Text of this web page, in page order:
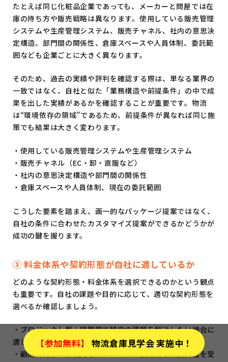
たとえば同じ化粧品企業であっても、メーカーと問屋では在
庫の持ち方や販売戦略は異なります。使用している販売管理
システムや生産管理システム、販売チャネル、社内の意思決
定構造、部門間の関係性、倉庫スペースや人員体制、委託範
囲なども企業ごとに大きく異なります。
そのため、過去の実績や評判を確認する際は、単なる業界の
一致ではなく、自社と似た「業務構造や前提条件」の中で成
果を出した実績があるかを確認することが重要です。物流
は“環境依存の領域”であるため、前提条件が異なれば同じ施
策でも結果は大きく変わります。
・使用している販売管理システムや生産管理システム
・販売チャネル（EC・卸・直販など）
・社内の意思決定構造や部門間の関係性
・倉庫スペースや人員体制、現在の委託範囲
こうした要素を踏まえ、画一的なパッケージ提案ではなく、
自社の条件に合わせたカスタマイズ提案ができるかどうかが
成功の鍵を握ります。
③ 料金体系や契約形態が自社に適しているか
どのような契約形態・料金体系を選択できるのかという観点
も重要です。自社の課題や目的に応じて、適切な契約形態を
選べるか確認しましょう。
・プロジェクト型：短期間で特定の課題を解決したい場合に
適している
・顧問契約型：継続的なアドバイスや長期的な成長支援を受
参加無料 物流倉庫見学会 実施中！